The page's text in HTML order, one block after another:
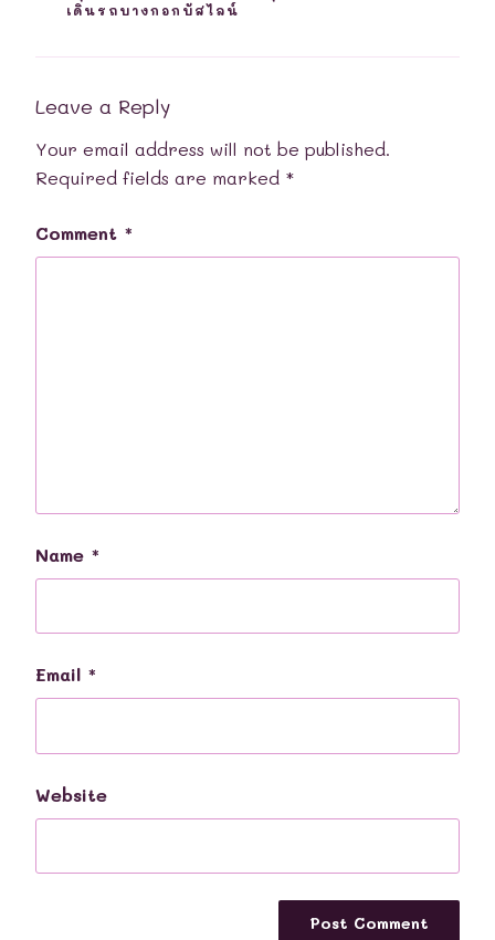
เดินรถบางกอกบัสไลน์
Leave a Reply
Your email address will not be published.
Required fields are marked *
Comment *
Name *
Email *
Website